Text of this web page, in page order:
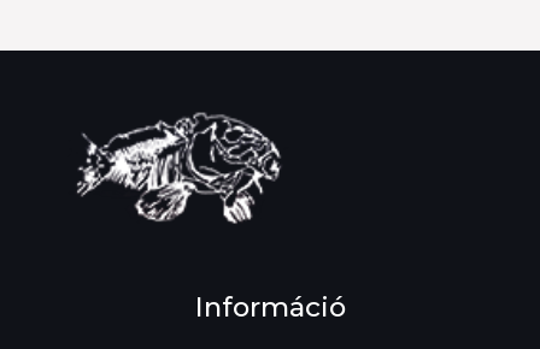
Információ